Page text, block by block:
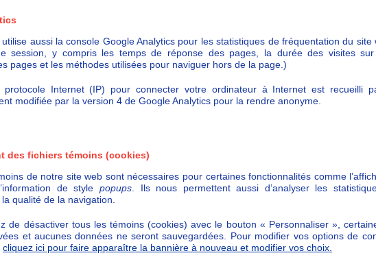
aussi la console Google Analytics pour les statistiques de fréquentation du
session, y compris les temps de réponse des pages, la durée des visites
pages et les méthodes utilisées pour naviguer hors de la page.)
protocole Internet (IP) pour connecter votre ordinateur à Internet est recueilli
modifiée par la version 4 de Google Analytics pour la rendre anonyme.
des fichiers témoins (cookies)
de notre site web sont nécessaires pour certaines fonctionnalités comme
de style popups. Ils nous permettent aussi d’analyser les
la qualité de la navigation.
de désactiver tous les témoins (cookies) avec le bouton « Personnaliser »,
et aucunes données ne seront sauvegardées. Pour modifier vos options de
cliquez ici pour faire apparaître la bannière à nouveau et modifier vos choix.